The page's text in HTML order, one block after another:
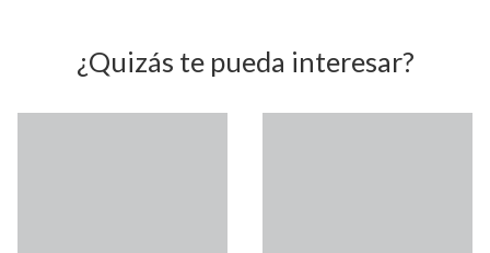
¿Quizás te pueda interesar?